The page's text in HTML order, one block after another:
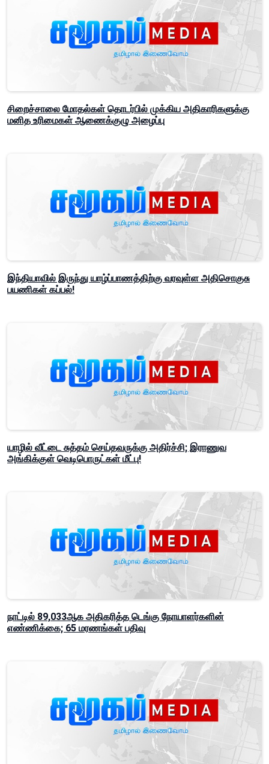
சிறைச்சாலை மோதல்கள் தொடர்பில் முக்கிய அதிகாரிகளுக்கு
மனித உரிமைகள் ஆணைக்குழு அழைப்பு
இந்தியாவில் இருந்து யாழ்ப்பாணத்திற்கு வரவுள்ள அதிசொகுசு
பயணிகள் கப்பல்!
யாழில் வீட்டை சுத்தம் செய்தவருக்கு அதிர்ச்சி; இராணுவ
அங்கிக்குள் வெடிபொருட்கள் மீட்பு!
நாட்டில் 89,033ஆக அதிகரித்த டெங்கு நோயாளர்களின்
எண்ணிக்கை; 65 மரணங்கள் பதிவு